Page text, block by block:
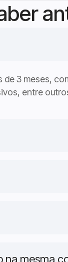
de 3 meses,
entre
na mesma